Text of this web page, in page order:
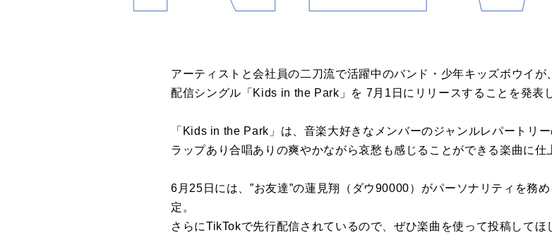
アーティストと会社員の二刀流で活躍中のバンド・少年キッズボウイが、
配信シングル「Kids in the Park」を 7月1日にリリースすることを発表
「Kids in the Park」は、音楽大好きなメンバーのジャンルレパートリ
ラップあり合唱ありの爽やかながら哀愁も感じることができる楽曲に仕
6月25日には、”お友達”の蓮見翔（ダウ90000）がパーソナリティを務
定。
さらにTikTokで先行配信されているので、ぜひ楽曲を使って投稿してほ